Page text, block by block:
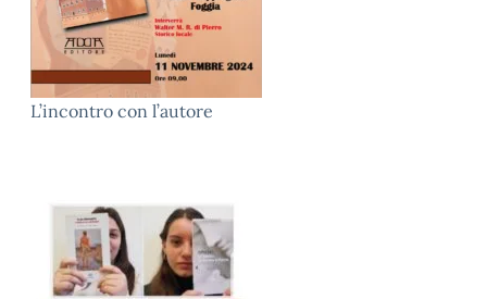
L’incontro con l’autore